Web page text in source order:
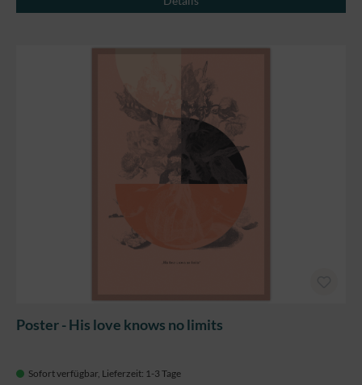
Poster - His love knows no limits
Sofort verfügbar, Lieferzeit: 1-3 Tage